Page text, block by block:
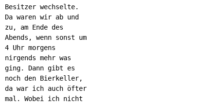
Besitzer wechselte.
Da waren wir ab und
zu, am Ende des
Abends, wenn sonst um
4 Uhr morgens
nirgends mehr was
ging. Dann gibt es
noch den Bierkeller,
da war ich auch öfter
mal. Wobei ich nicht